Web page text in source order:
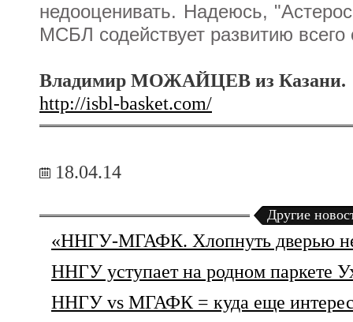
недооценивать. Надеюсь,
МСБЛ содействует развитию
Владимир МОЖАЙЦЕВ из Казани.
http://isbl-basket.com/
18.04.14
Другие
«ННГУ-МГАФК. Хлопнуть дверью
ННГУ уступает на родном паркете
ННГУ vs МГАФК = куда еще